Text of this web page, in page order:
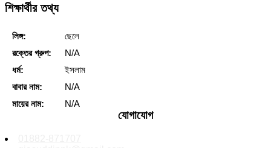
শিক্ষার্থীর তথ্য
লিঙ্গ:
ছেলে
রক্তের গ্রুপ:
N/A
ধর্ম:
ইসলাম
বাবার নাম:
N/A
মায়ের নাম:
N/A
যোগাযোগ